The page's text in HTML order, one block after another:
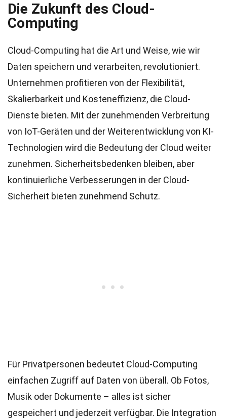
Die Zukunft des Cloud-
Computing
Cloud-Computing hat die Art und Weise, wie wir
Daten speichern und verarbeiten, revolutioniert.
Unternehmen profitieren von der Flexibilität,
Skalierbarkeit und Kosteneffizienz, die Cloud-
Dienste bieten. Mit der zunehmenden Verbreitung
von IoT-Geräten und der Weiterentwicklung von KI-
Technologien wird die Bedeutung der Cloud weiter
zunehmen. Sicherheitsbedenken bleiben, aber
kontinuierliche Verbesserungen in der Cloud-
Sicherheit bieten zunehmend Schutz.
Für Privatpersonen bedeutet Cloud-Computing
einfachen Zugriff auf Daten von überall. Ob Fotos,
Musik oder Dokumente – alles ist sicher
gespeichert und jederzeit verfügbar. Die Integration